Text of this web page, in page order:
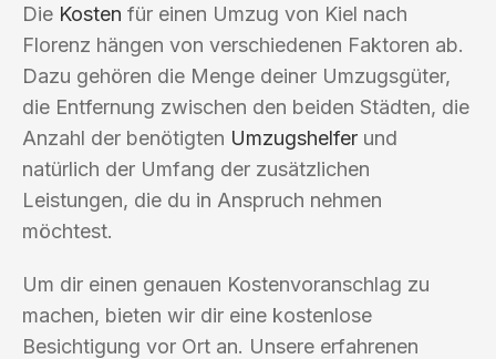
Die Kosten für einen Umzug von Kiel nach
Florenz hängen von verschiedenen Faktoren ab.
Dazu gehören die Menge deiner Umzugsgüter,
die Entfernung zwischen den beiden Städten, die
Anzahl der benötigten Umzugshelfer und
natürlich der Umfang der zusätzlichen
Leistungen, die du in Anspruch nehmen
möchtest.
Um dir einen genauen Kostenvoranschlag zu
machen, bieten wir dir eine kostenlose
Besichtigung vor Ort an. Unsere erfahrenen